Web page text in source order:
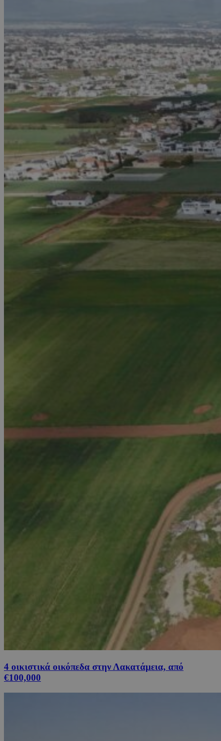
4 οικιστικά οικόπεδα στην Λακατάμεια, από
€100,000